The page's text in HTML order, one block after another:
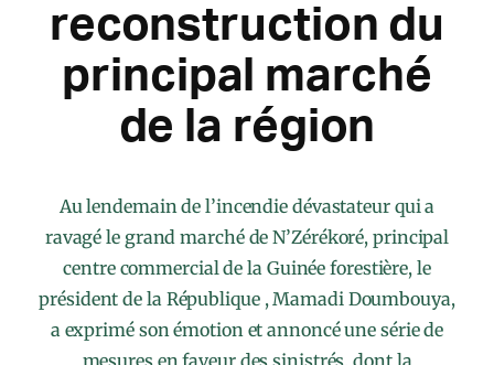
reconstruction du
principal marché
de la région
Au lendemain de l’incendie dévastateur qui a
ravagé le grand marché de N’Zérékoré, principal
centre commercial de la Guinée forestière, le
président de la République , Mamadi Doumbouya,
a exprimé son émotion et annoncé une série de
mesures en faveur des sinistrés, dont la